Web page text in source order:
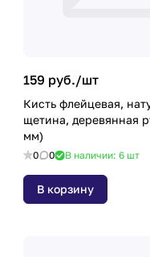
159 руб./шт
Кисть флейцевая,
щетина, деревянная
мм)
0 0 В наличии: 6 шт
В корзину